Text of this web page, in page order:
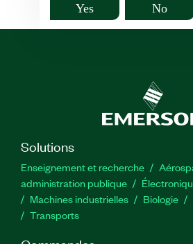
Yes No
Solutions
Enseignement et recherche
administration publique
Machines industrielles
Biologie
Transports